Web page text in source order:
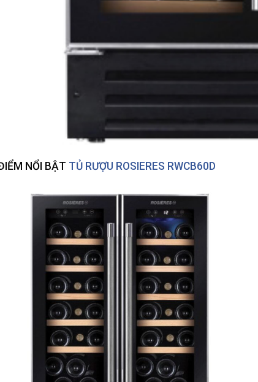
NỔI BẬT TỦ RƯỢU ROSIERES RWCB60D